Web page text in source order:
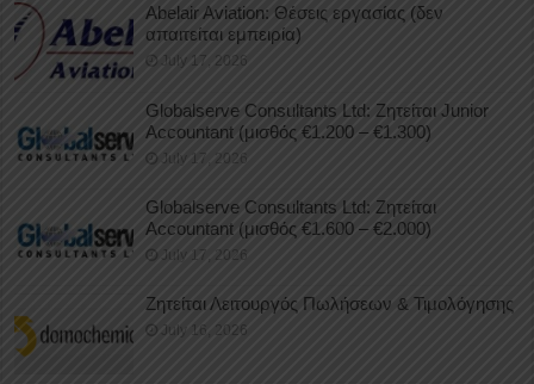
Abelair Aviation: Θέσεις εργασίας (δεν
απαιτείται εμπειρία)
July 17, 2026
Globalserve Consultants Ltd: Ζητείται Junior
Accountant (μισθός €1.200 – €1.300)
July 17, 2026
Globalserve Consultants Ltd: Ζητείται
Accountant (μισθός €1.600 – €2.000)
July 17, 2026
Ζητείται Λειτουργός Πωλήσεων & Τιμολόγησης
July 16, 2026